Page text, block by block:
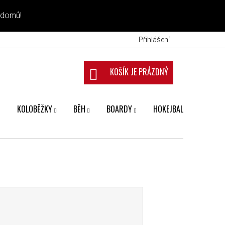
Přihlášení
NÁKUPNÍ KOŠÍK
KOLOBĚŽKY BĚH BOARDY HOKEJBAL